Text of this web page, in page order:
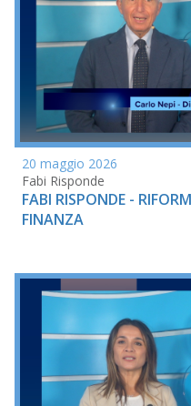
20 maggio 2026
Fabi Risponde
FABI RISPONDE -
FINANZA